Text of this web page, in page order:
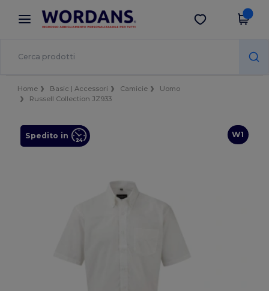
× App Wordans
Prezzi migliori sull'app!
Scarica app
Home Basic | Accessori Camicie
Uomo
Russell Collection JZ933
W1
Spedito in